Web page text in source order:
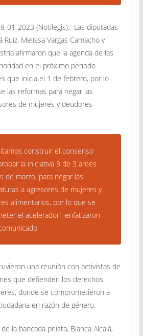
01-2023 (Notilegis).- Las diputadas
Ruiz, Melissa Vargas Camacho y
afirmaron que la agenda de las
en el próximo periodo
que inicia el 1 de febrero, por lo
las reformas para negar las
de mujeres y deudores
construir el consenso
la iniciativa 3 de 3 antes
de marzo, para negar las
a agresores de mujeres y
alimentarios, por lo que se
el acelerador”, enfatizaron
una reunión con activistas de
que defienden los derechos
donde se comprometieron a
en razón de género.
la bancada priista, Blanca Alcalá,